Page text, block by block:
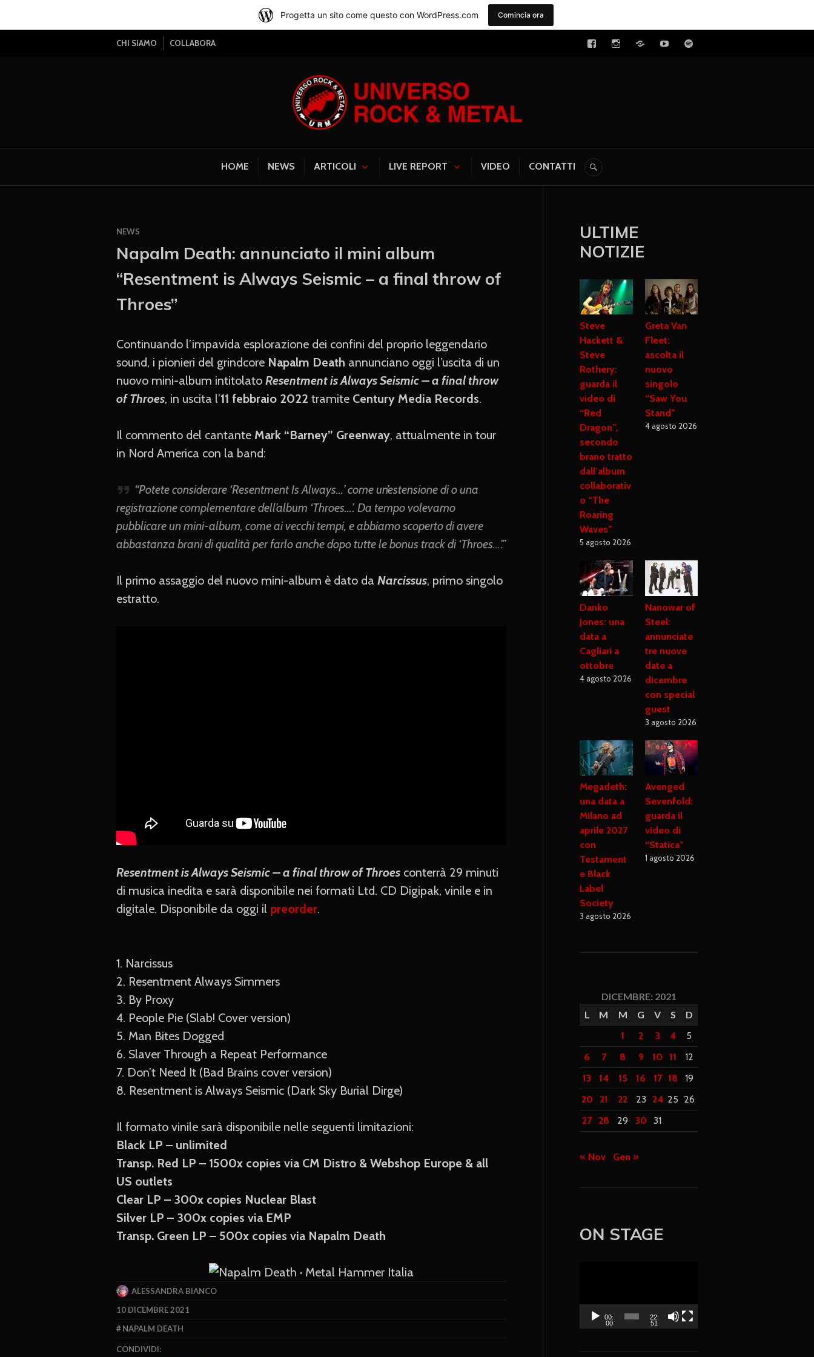
CHI SIAMO COLLABORA
Universo Rock & Metal
HOME NEWS ARTICOLI LIVE REPORT VIDEO CONTATTI
NEWS
Napalm Death: annunciato il mini album
“Resentment is Always Seismic – a final throw of
Throes”
Continuando l’impavida esplorazione dei confini del proprio leggendario
sound, i pionieri del grindcore Napalm Death annunciano oggi l’uscita di un
nuovo mini-album intitolato Resentment is Always Seismic – a final throw
of Throes, in uscita l’11 febbraio 2022 tramite Century Media Records.
Il commento del cantante Mark “Barney” Greenway, attualmente in tour
in Nord America con la band:
“Potete considerare ‘Resentment Is Always…’ come un’estensione di o una
registrazione complementare dell’album ‘Throes…’. Da tempo volevamo
pubblicare un mini-album, come ai vecchi tempi, e abbiamo scoperto di avere
abbastanza brani di qualità per farlo anche dopo tutte le bonus track di ‘Throes…’.”
Il primo assaggio del nuovo mini-album è dato da Narcissus, primo singolo
estratto.
Resentment is Always Seismic – a final throw of Throes conterrà 29 minuti
di musica inedita e sarà disponibile nei formati Ltd. CD Digipak, vinile e in
digitale. Disponibile da oggi il preorder.
1. Narcissus
2. Resentment Always Simmers
3. By Proxy
4. People Pie (Slab! Cover version)
5. Man Bites Dogged
6. Slaver Through a Repeat Performance
7. Don’t Need It (Bad Brains cover version)
8. Resentment is Always Seismic (Dark Sky Burial Dirge)
Il formato vinile sarà disponibile nelle seguenti limitazioni:
Black LP – unlimited
Transp. Red LP – 1500x copies via CM Distro & Webshop Europe & all
US outlets
Clear LP – 300x copies Nuclear Blast
Silver LP – 300x copies via EMP
Transp. Green LP – 500x copies via Napalm Death
ALESSANDRA BIANCO
10 DICEMBRE 2021
NAPALM DEATH
CONDIVIDI:
ULTIME
NOTIZIE
Steve
Hackett &
Steve
Rothery:
guarda il
video di
“Red
Dragon”,
secondo
brano tratto
dall’album
collaborativ
o “The
Roaring
Waves”
5 agosto 2026
Greta Van
Fleet:
ascolta il
nuovo
singolo
“Saw You
Stand”
4 agosto 2026
Danko
Jones: una
data a
Cagliari a
ottobre
4 agosto 2026
Nanowar of
Steel:
annunciate
tre nuove
date a
dicembre
con special
guest
3 agosto 2026
Megadeth:
una data a
Milano ad
aprile 2027
con
Testament
e Black
Label
Society
3 agosto 2026
Avenged
Sevenfold:
guarda il
video di
“Statica”
1 agosto 2026
DICEMBRE: 2021
L
M M G V S
D
1
2 3 4
5
6
7 8 9 10 11
12
13
14 15 16 17 18
19
20
21 22 23 24 25 26
27 28 29 30 31
« Nov Gen »
ON STAGE
o
00:
00
22:
51
Progetta un sito come questo con WordPress.com Comincia ora